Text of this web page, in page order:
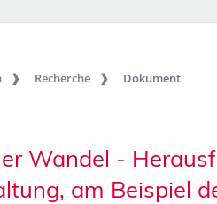
Recherche Dokument
Wandel -
am Beispiel